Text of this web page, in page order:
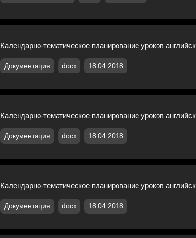
Календарно-тематическое планирование уроков
Документация docx 18.04.2018
Календарно-тематическое планирование уроков
Документация docx 18.04.2018
Календарно-тематическое планирование уроков
Документация docx 18.04.2018